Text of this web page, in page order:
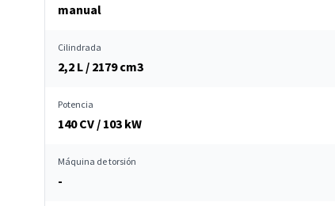
manual
Cilindrada
2,2 L / 2179 cm3
Potencia
140 CV / 103 kW
Máquina de torsión
-